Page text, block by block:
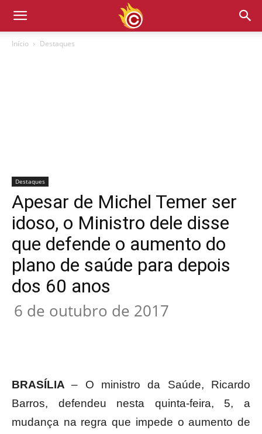
Início Destaques
Destaques
Apesar de Michel Temer ser
idoso, o Ministro dele disse
que defende o aumento do
plano de saúde para depois
dos 60 anos
6 de outubro de 2017
BRASÍLIA– O ministro da Saúde, Ricardo
Barros, defendeu nesta quinta-feira, 5, a
mudança na regra que impede o aumento de